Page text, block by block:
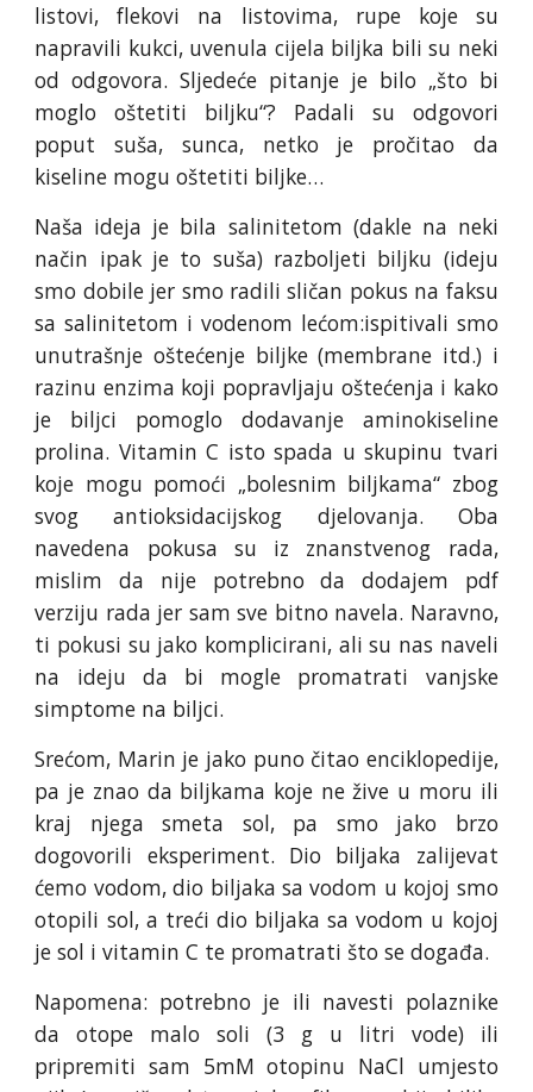
listovi, flekovi na listovima, rupe koje su
napravili kukci, uvenula cijela biljka bili su neki
od odgovora. Sljedeće pitanje je bilo „što bi
moglo oštetiti biljku“? Padali su odgovori
poput suša, sunca, netko je pročitao da
kiseline mogu oštetiti biljke…
Naša ideja je bila salinitetom (dakle na neki
način ipak je to suša) razboljeti biljku (ideju
smo dobile jer smo radili sličan pokus na faksu
sa salinitetom i vodenom lećom:ispitivali smo
unutrašnje oštećenje biljke (membrane itd.) i
razinu enzima koji popravljaju oštećenja i kako
je biljci pomoglo dodavanje aminokiseline
prolina. Vitamin C isto spada u skupinu tvari
koje mogu pomoći „bolesnim biljkama“ zbog
svog antioksidacijskog djelovanja. Oba
navedena pokusa su iz znanstvenog rada,
mislim da nije potrebno da dodajem pdf
verziju rada jer sam sve bitno navela. Naravno,
ti pokusi su jako komplicirani, ali su nas naveli
na ideju da bi mogle promatrati vanjske
simptome na biljci.
Srećom, Marin je jako puno čitao enciklopedije,
pa je znao da biljkama koje ne žive u moru ili
kraj njega smeta sol, pa smo jako brzo
dogovorili eksperiment. Dio biljaka zalijevat
ćemo vodom, dio biljaka sa vodom u kojoj smo
otopili sol, a treći dio biljaka sa vodom u kojoj
je sol i vitamin C te promatrati što se događa.
Napomena: potrebno je ili navesti polaznike
da otope malo soli (3 g u litri vode) ili
pripremiti sam 5mM otopinu NaCl umjesto